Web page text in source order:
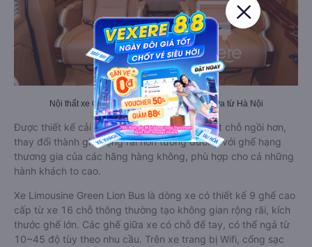
Nội thất xe Green Lion Bus Limousine đi SaPa từ Hà Nội
Được thiết kế cải tiến từ xe lớn thành loại xe ít chỗ ngồi hơn,
thay đổi thành ghế rộng rãi hơn tương đương với ghế hạng
thương gia của các hãng hàng không, phù hợp cho cả những
hành khách to cao.
Xe Limousine Green Lion Bus là dòng xe có thiết kế 9 ghế cao
cấp từ xe 16 chỗ thông thường tạo không gian rộng rãi, kích
thước ghế lớn. Các ghế giữa xe có chỗ để tay, có thể ngả từ
10~45 độ tùy theo nhu cầu. Trên xe trang bị Wifi, cổng sạc